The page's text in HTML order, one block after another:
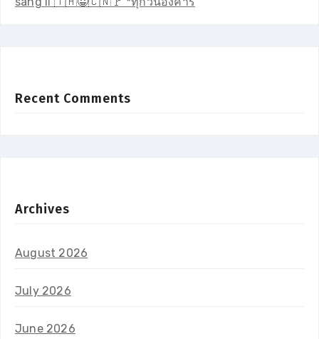
Recent Comments
Archives
August 2026
July 2026
June 2026